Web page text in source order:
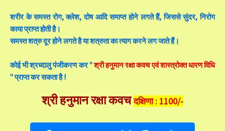
शरीर के समस्त रोग, क्लेश, दोष आदि समाप्त होने लगते हैं, जिससे सुंदर, निरोग
काया प्राप्त होती है।
समस्त शत्रु दूर होने लगते है या शत्रुता का त्याग करने लग जाते हैं।
कोई भी श्रध्दालु पंजीकरण कर "श्री हनुमान रक्षा कवच एवं शास्त्रोक्त धारण विधि
" प्राप्त कर सकता है !
श्री हनुमान रक्षा कवच दक्षिणा : 1100/-